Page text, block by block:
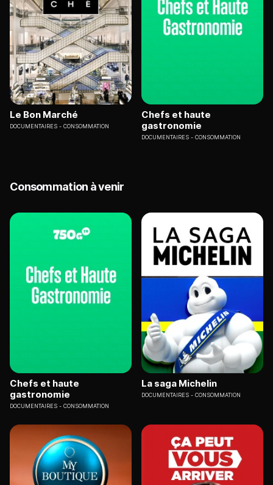
Le Bon Marché
DOCUMENTAIRES CONSOMMATION
Chefs et haute
gastronomie
DOCUMENTAIRES CONSOMMATION
Consommation à venir
Chefs et haute
gastronomie
DOCUMENTAIRES CONSOMMATION
La saga Michelin
DOCUMENTAIRES CONSOMMATION